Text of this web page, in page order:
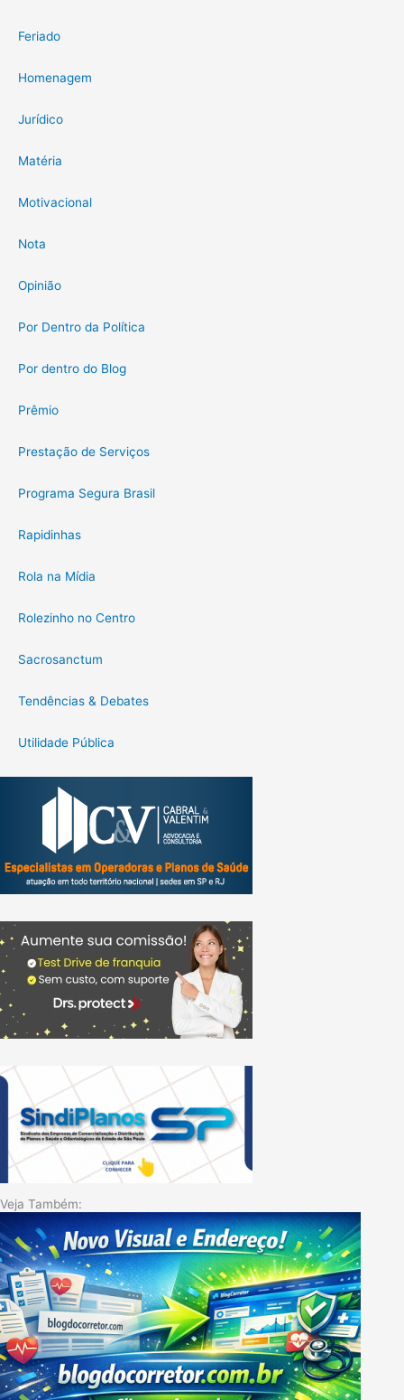
Feriado
Homenagem
Jurídico
Matéria
Motivacional
Nota
Opinião
Por Dentro da Política
Por dentro do Blog
Prêmio
Prestação de Serviços
Programa Segura Brasil
Rapidinhas
Rola na Mídia
Rolezinho no Centro
Sacrosanctum
Tendências & Debates
Utilidade Pública
Veja Também: